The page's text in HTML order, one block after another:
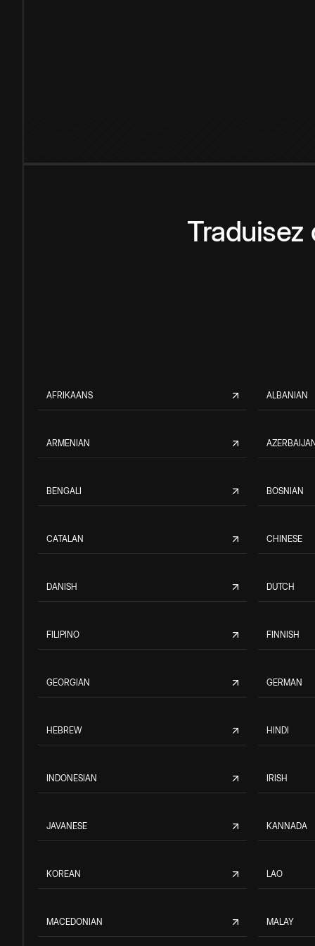
Traduisez
AFRIKAANS ALBANIAN
ARMENIAN AZERBAIJANI
BENGALI BOSNIAN
CATALAN CHINESE
DANISH DUTCH
FILIPINO FINNISH
GEORGIAN GERMAN
HEBREW HINDI
INDONESIAN IRISH
JAVANESE KANNADA
KOREAN LAO
MACEDONIAN MALAY